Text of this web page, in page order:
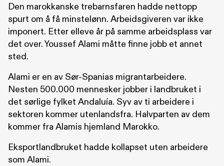
Den marokkanske trebarnsfaren hadde nettopp
spurt om å få minstelønn. Arbeidsgiveren var ikke
imponert. Etter elleve år på samme arbeidsplass var
det over. Youssef Alami måtte finne jobb et annet
sted.
Alami er en av Sør-Spanias migrantarbeidere.
Nesten 500.000 mennesker jobber i landbruket i
det sørlige fylket Andaluía. Syv av ti arbeidere i
sektoren kommer utenlandsfra. Halvparten av dem
kommer fra Alamis hjemland Marokko.
Eksportlandbruket hadde kollapset uten arbeidere
som Alami.